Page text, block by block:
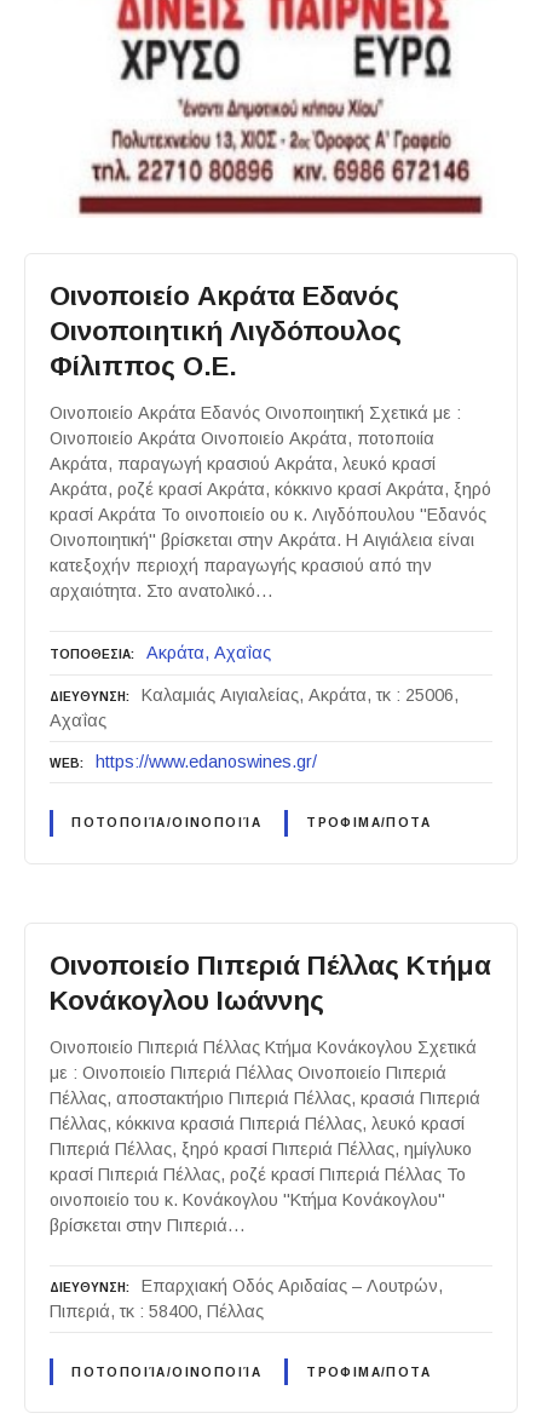
Οινοποιείο Ακράτα Εδανός
Οινοποιητική Λιγδόπουλος
Φίλιππος Ο.Ε.
Οινοποιείο Ακράτα Εδανός Οινοποιητική Σχετικά με :
Οινοποιείο Ακράτα Οινοποιείο Ακράτα, ποτοποιία
Ακράτα, παραγωγή κρασιού Ακράτα, λευκό κρασί
Ακράτα, ροζέ κρασί Ακράτα, κόκκινο κρασί Ακράτα, ξηρό
κρασί Ακράτα Το οινοποιείο ου κ. Λιγδόπουλου "Εδανός
Οινοποιητική" βρίσκεται στην Ακράτα. Η Αιγιάλεια είναι
κατεξοχήν περιοχή παραγωγής κρασιού από την
αρχαιότητα. Στο ανατολικό…
ΤΟΠΟΘΕΣΙΑ Ακράτα Αχαΐας
ΔΙΕΥΘΥΝΣΗ
Καλαμιάς Αιγιαλείας, Ακράτα, τκ : 25006,
Αχαΐας
WEB https://www.edanoswines.gr/
ΠΟΤΟΠΟΙΊΑ/ΟΙΝΟΠΟΙΊΑ ΤΡΟΦΙΜΑ/ΠΟΤΑ
Οινοποιείο Πιπεριά Πέλλας Κτήμα
Κονάκογλου Ιωάννης
Οινοποιείο Πιπεριά Πέλλας Κτήμα Κονάκογλου Σχετικά
με : Οινοποιείο Πιπεριά Πέλλας Οινοποιείο Πιπεριά
Πέλλας, αποστακτήριο Πιπεριά Πέλλας, κρασιά Πιπεριά
Πέλλας, κόκκινα κρασιά Πιπεριά Πέλλας, λευκό κρασί
Πιπεριά Πέλλας, ξηρό κρασί Πιπεριά Πέλλας, ημίγλυκο
κρασί Πιπεριά Πέλλας, ροζέ κρασί Πιπεριά Πέλλας Το
οινοποιείο του κ. Κονάκογλου "Κτήμα Κονάκογλου"
βρίσκεται στην Πιπεριά…
ΔΙΕΥΘΥΝΣΗ
Επαρχιακή Οδός Αριδαίας – Λουτρών,
Πιπεριά, τκ : 58400, Πέλλας
ΠΟΤΟΠΟΙΊΑ/ΟΙΝΟΠΟΙΊΑ ΤΡΟΦΙΜΑ/ΠΟΤΑ